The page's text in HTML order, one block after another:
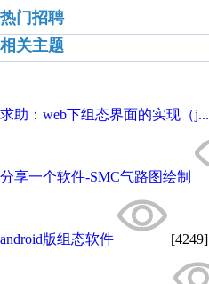
热门招聘
相关主题
求助：web下组态界面的实现（j...
分享一个软件-SMC气路图绘制
android版组态软件 [4249]